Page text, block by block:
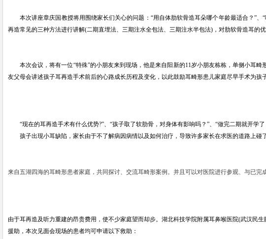
本次讲座章庆国教授将用围绕家长们关心的问题： “用自体肋软骨造耳朵哪个年龄最适合？”
再造常见的三种方法进行讲解(二期直埋法、三期注水全包法、三期注水半包法) ， 对肋软骨造耳的
本次会议，将有一位“特殊”的小朋友来到现场，他是来自阳新的11岁小朋友栋栋 ，单侧小耳
友父母会讲述孩子耳再造手术前后的心路成长历程及变化，以此鼓励耳畸形患儿家庭尽早手术为孩
“现在的耳再造手术有什么优势?”、 “孩子取了软肋骨，对身体有影响吗？”、 “做完二期就开学
孩子出现小耳缺陷，家长由于不了解病因病情以及如何治疗，导致许多家长在求医的道路上
来自五湖四海的耳畸形患者家庭 ，共同探讨、交流耳畸形案例。并且可以对医院进行参观、与已完
由于耳再造及听力重建的昂贵费用，使不少家庭望而却步。湖北科技学院附属耳鼻喉医院(武汉民生
援助，本次见面会现场的患者均可申请以下救助：